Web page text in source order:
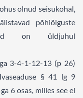
olnud seisukohal,
põhiõiguste
on üldjuhul
3-4-1-12-13 (p 26)
§ 41 lg 9
6 osas, milles see ei